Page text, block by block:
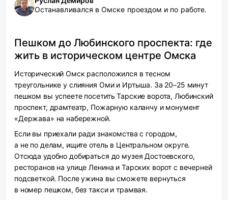
Останавливался в Омске проездом и по работе.
Пешком до Любинского проспекта: где
жить в историческом центре Омска
Исторический Омск расположился в тесном
треугольнике у слияния Оми и Иртыша. За 20–25 минут
пешком вы успеете посетить Тарские ворота, Любинский
проспект, драмтеатр, Пожарную каланчу и монумент
«Держава» на набережной.
Если вы приехали ради знакомства с городом,
а не по делам, ищите отель в Центральном округе.
Отсюда удобно добираться до музея Достоевского,
ресторанов на улице Ленина и Тарских ворот с вечерней
подсветкой. После ужина вы сможете вернуться
в номер пешком, без такси и трамвая.